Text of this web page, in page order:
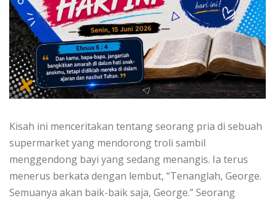
Kisah ini menceritakan tentang seorang pria di sebuah
supermarket yang mendorong troli sambil
menggendong bayi yang sedang menangis. Ia terus
menerus berkata dengan lembut, “Tenanglah, George.
Semuanya akan baik-baik saja, George.” Seorang